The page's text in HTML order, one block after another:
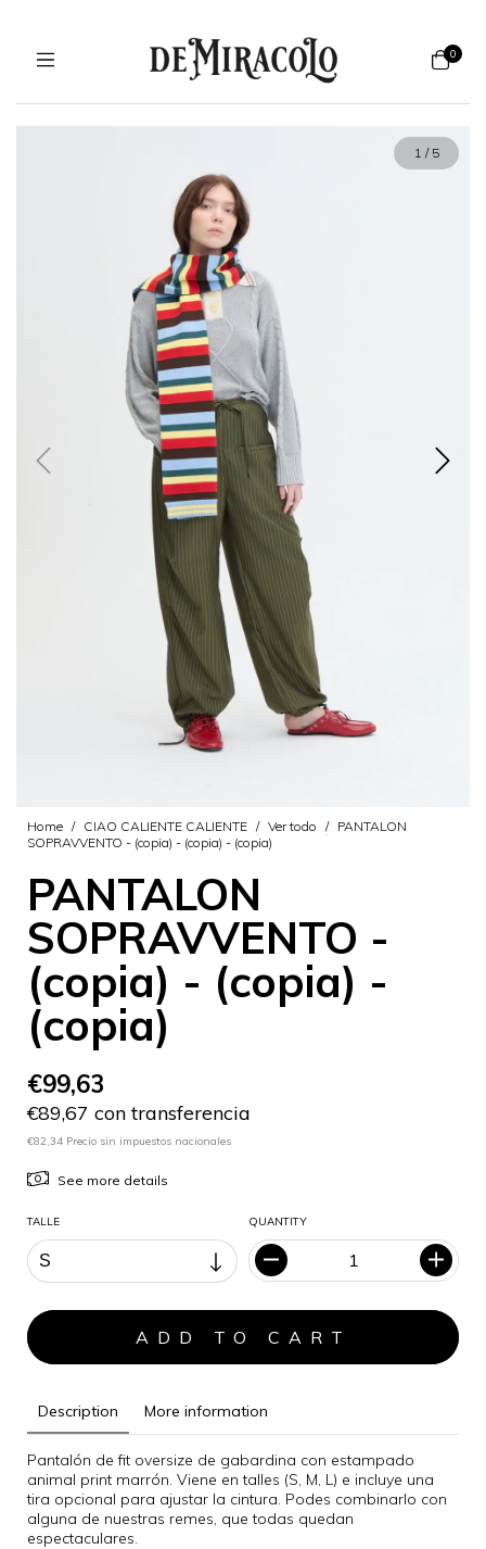
0
1 / 5
Home / CIAO CALIENTE CALIENTE / Ver todo / PANTALON
SOPRAVVENTO - (copia) - (copia) - (copia)
PANTALON
SOPRAVVENTO -
(copia) - (copia) -
(copia)
€99,63
€89,67 con transferencia
€82,34 Precio sin impuestos nacionales
See more details
TALLE QUANTITY
Description More information
Pantalón de fit oversize de gabardina con estampado
animal print marrón. Viene en talles (S, M, L) e incluye una
tira opcional para ajustar la cintura. Podes combinarlo con
alguna de nuestras remes, que todas quedan
espectaculares.